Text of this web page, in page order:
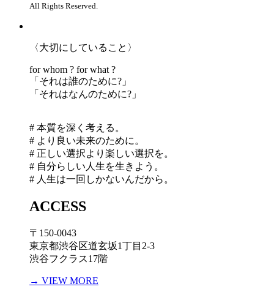
All Rights Reserved.
〈大切にしていること〉
for whom ? for what ?
「 それは誰のために?」
「 それはなんのために?」
# 本質を深く考える。
# より良い未来のために。
# 正しい選択より楽しい選択を。
# 自分らしい人生を生きよう。
# 人生は一回しかないんだから。
ACCESS
〒150-0043
東京都渋谷区道玄坂1丁目2-3
渋谷フクラス17階
→ VIEW MORE